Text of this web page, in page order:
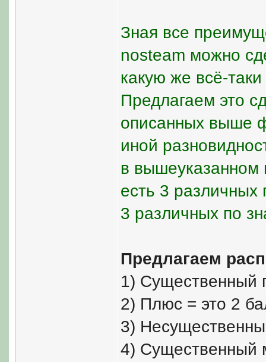
Зная все
nosteam можно
какую же всё-
Предлагаем это
описанных выше
иной
в вышеуказанном
есть 3 различных
3 различных по
Предлагаем
1) Существенный
2) Плюс = это 2
3)
4) Существенный